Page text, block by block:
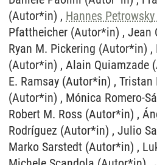
(Autor*in) , Hannes
Pfattheicher (Autor*in) , Jean
Ryan M. Pickering (Autor*in) ,
(Autor*in) , Alain Quiamzade
E. Ramsay (Autor*in) , Tristan
(Autor*in) , Mónica Romero-
Robert M. Ross (Autor*in) ,
Rodríguez (Autor*in) , Julio
Marko Sarstedt (Autor*in) ,